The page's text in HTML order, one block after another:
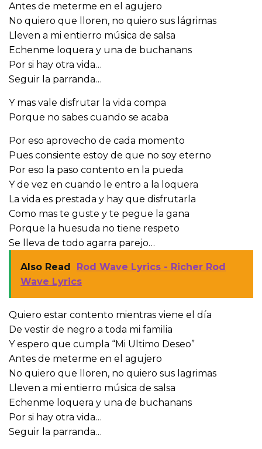
Antes de meterme en el agujero
No quiero que lloren, no quiero sus lágrimas
Lleven a mi entierro música de salsa
Echenme loquera y una de buchanans
Por si hay otra vida…
Seguir la parranda…
Y mas vale disfrutar la vida compa
Porque no sabes cuando se acaba
Por eso aprovecho de cada momento
Pues consiente estoy de que no soy eterno
Por eso la paso contento en la pueda
Y de vez en cuando le entro a la loquera
La vida es prestada y hay que disfrutarla
Como mas te guste y te pegue la gana
Porque la huesuda no tiene respeto
Se lleva de todo agarra parejo…
Also Read
Rod Wave Lyrics - Richer Rod
Wave Lyrics
Quiero estar contento mientras viene el día
De vestir de negro a toda mi familia
Y espero que cumpla “Mi Ultimo Deseo”
Antes de meterme en el agujero
No quiero que lloren, no quiero sus lagrimas
Lleven a mi entierro música de salsa
Echenme loquera y una de buchanans
Por si hay otra vida…
Seguir la parranda…